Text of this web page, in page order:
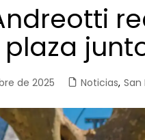
de 2025 Noticias, San